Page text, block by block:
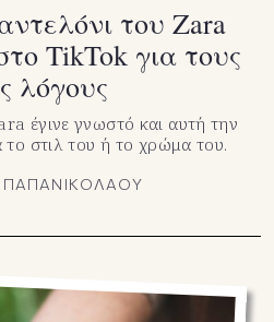
του Zara
TikTok για τους
λόγους
έγινε γνωστό και αυτή την
το στιλ του ή το χρώμα του.